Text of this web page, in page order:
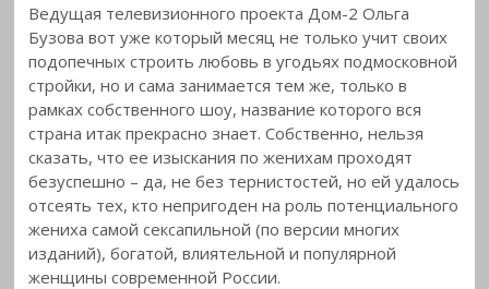
Ведущая телевизионного проекта Дом-2 Ольга
Бузова вот уже который месяц не только учит своих
подопечных строить любовь в угодьях подмосковной
стройки, но и сама занимается тем же, только в
рамках собственного шоу, название которого вся
страна итак прекрасно знает. Собственно, нельзя
сказать, что ее изыскания по женихам проходят
безуспешно – да, не без тернистостей, но ей удалось
отсеять тех, кто непригоден на роль потенциального
жениха самой сексапильной (по версии многих
изданий), богатой, влиятельной и популярной
женщины современной России.